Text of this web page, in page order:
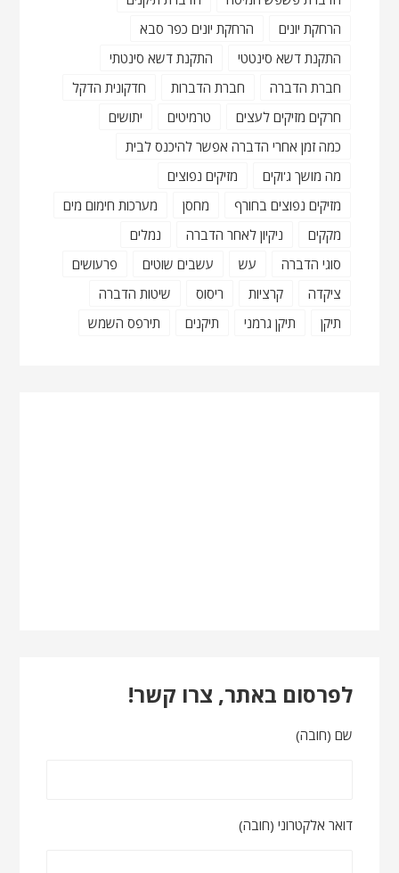
הרחקת יונים
הרחקת יונים כפר סבא
התקנת דשא סינטטי
התקנת דשא סינטתי
חברת הדברה
חברת הדברות
חדקונית הדקל
חרקים מזיקים לעצים
טרמיטים
יתושים
כמה זמן אחרי הדברה אפשר להיכנס לבית
מה מושך ג'וקים
מזיקים נפוצים
מזיקים נפוצים בחורף
מחסן
מערכות חימום מים
מקקים
ניקיון לאחר הדברה
נמלים
סוגי הדברה
עש עשבים שוטים
פרעושים
ציקדה
קרציות ריסוס
שיטות הדברה
תיקן
תיקן גרמני תיקנים תירפס השמש
לפרסום באתר, צרו קשר!
שם (חובה)
דואר אלקטרוני (חובה)